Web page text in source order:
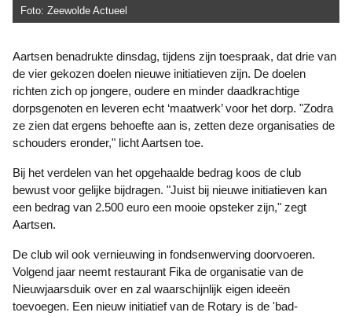
Foto: Zeewolde Actueel
Aartsen benadrukte dinsdag, tijdens zijn toespraak, dat drie van
de vier gekozen doelen nieuwe initiatieven zijn. De doelen
richten zich op jongere, oudere en minder daadkrachtige
dorpsgenoten en leveren echt ‘maatwerk’ voor het dorp. "Zodra
ze zien dat ergens behoefte aan is, zetten deze organisaties de
schouders eronder," licht Aartsen toe.
Bij het verdelen van het opgehaalde bedrag koos de club
bewust voor gelijke bijdragen. "Juist bij nieuwe initiatieven kan
een bedrag van 2.500 euro een mooie opsteker zijn," zegt
Aartsen.
De club wil ook vernieuwing in fondsenwerving doorvoeren.
Volgend jaar neemt restaurant Fika de organisatie van de
Nieuwjaarsduik over en zal waarschijnlijk eigen ideeën
toevoegen. Een nieuw initiatief van de Rotary is de 'bad-